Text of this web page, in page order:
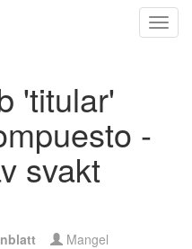
'titular'
-
svakt
Mangel